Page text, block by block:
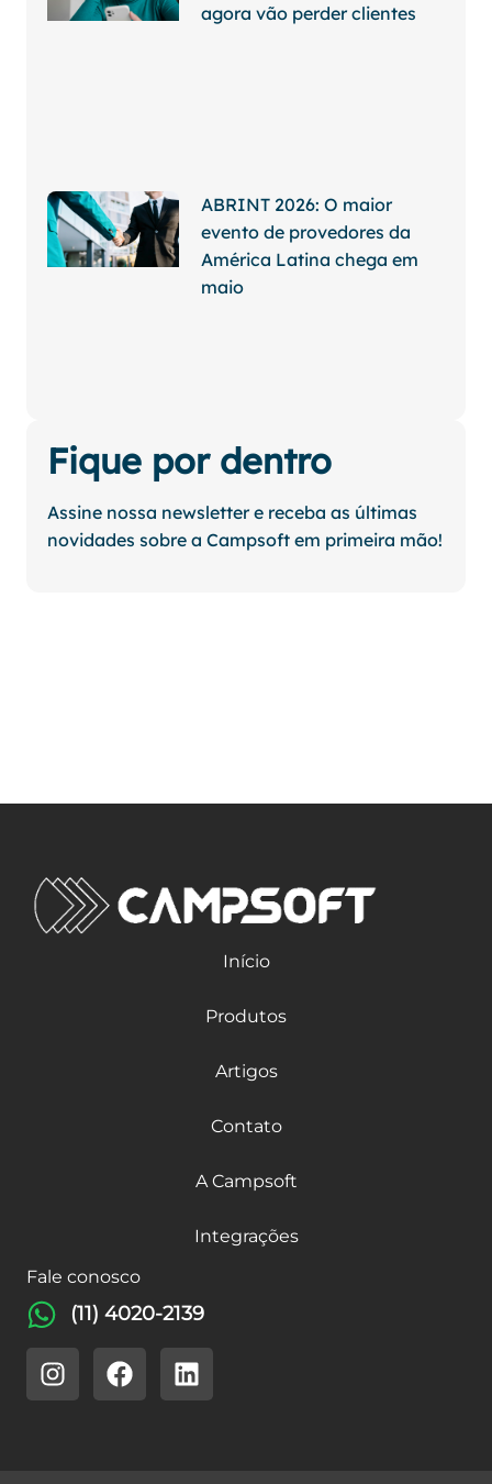
agora vão perder clientes
ABRINT 2026: O maior
evento de provedores da
América Latina chega em
maio
Fique por dentro
Assine nossa newsletter e receba as últimas
novidades sobre a Campsoft em primeira mão!
Início
Produtos
Artigos
Contato
A Campsoft
Integrações
Fale conosco
(11) 4020-2139